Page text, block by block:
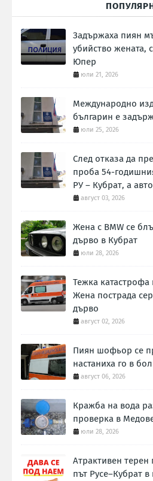
Задържаха пиян
убийство жената,
Юпер
юли 21, 2026
Международно
българин е
юли 25, 2026
След отказа да
проба 54-
РУ – Кубрат, а
август 03, 2026
Жена с BMW се
дърво в Кубрат
юли 28, 2026
Тежка катастрофа
Жена пострада
дърво
август 02, 2026
Пиян шофьор се
настаниха го в
август 06, 2026
Кражба на вода
проверка в
юли 28, 2026
Атрактивен терен
път Русе–Кубрат